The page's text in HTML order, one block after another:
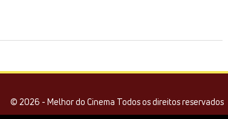
© 2026 - Melhor do Cinema Todos os direitos reservados